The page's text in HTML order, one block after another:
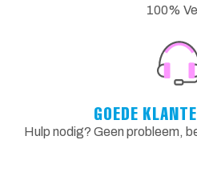
100%
GOEDE
Hulp nodig? Geen probleem,